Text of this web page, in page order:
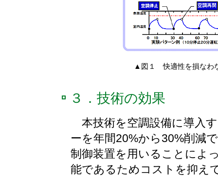
▲図１ 快適性を損なわ
３．技術の効果
本技術を空調設備に導入
ーを年間20%から30%削減
制御装置を用いることによ
能であるためコストを抑え